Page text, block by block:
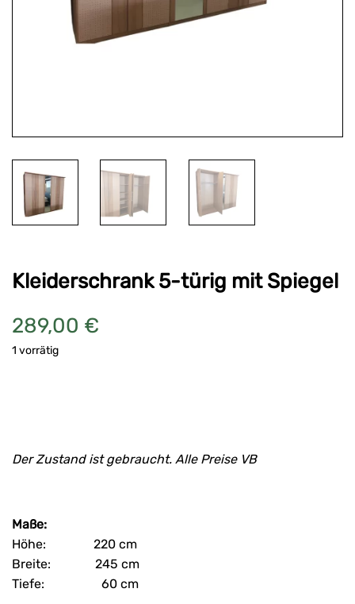
Kleiderschrank 5-türig mit Spiegel
289,00 €
1 vorrätig
Der Zustand ist gebraucht. Alle Preise VB
Maße:
Höhe: 220 cm
Breite: 245 cm
Tiefe: 60 cm